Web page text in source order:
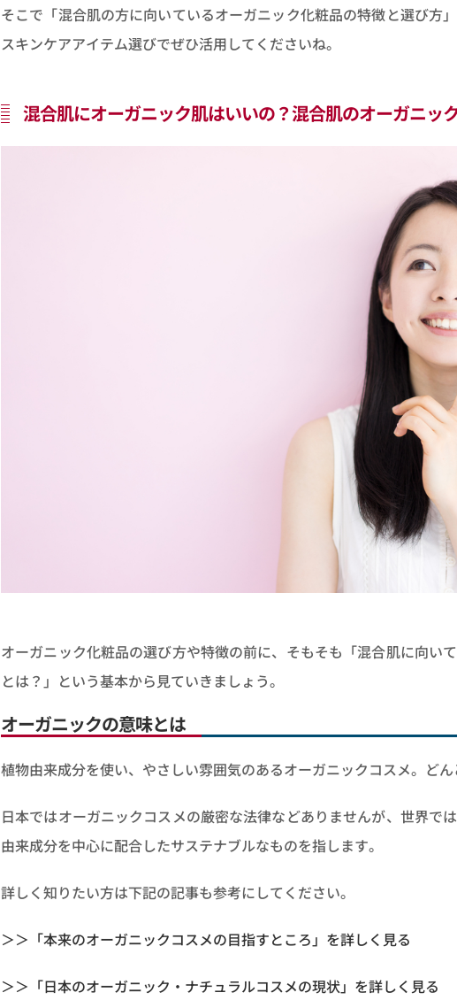
そこで「混合肌の方に向いているオーガニック化粧品の特徴と選び方
スキンケアアイテム選びでぜひ活用してくださいね。
混合肌にオーガニック肌はいいの？混合肌のオーガニッ
オーガニック化粧品の選び方や特徴の前に、そもそも「混合肌に向い
とは？」という基本から見ていきましょう。
オーガニックの意味とは
植物由来成分を使い、やさしい雰囲気のあるオーガニックコスメ。どん
日本ではオーガニックコスメの厳密な法律などありませんが、世界で
由来成分を中心に配合したサステナブルなものを指します。
詳しく知りたい方は下記の記事も参考にしてください。
＞＞「本来のオーガニックコスメの目指すところ」を詳しく見る
＞＞「日本のオーガニック・ナチュラルコスメの現状」を詳しく見る